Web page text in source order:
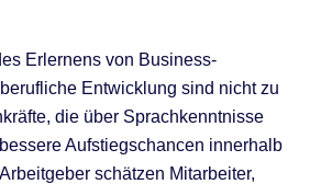
Erlernens von Business-
Entwicklung sind nicht zu
die über Sprachkenntnisse
Aufstiegschancen innerhalb
schätzen Mitarbeiter,